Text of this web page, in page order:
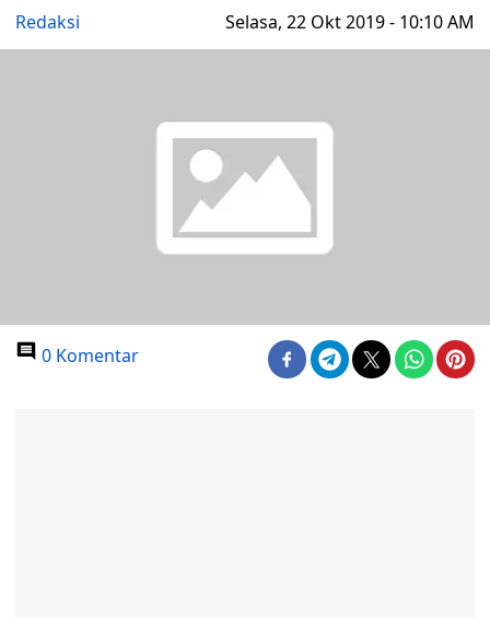
Redaksi Selasa, 22 Okt 2019 - 10:10 AM
0 Komentar